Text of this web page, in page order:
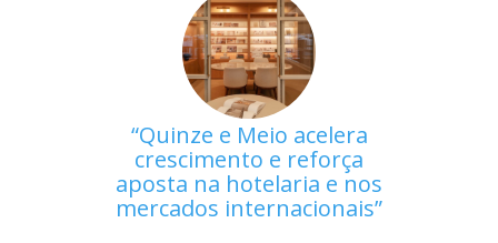
Quinze e Meio acelera
crescimento e reforça
aposta na hotelaria e nos
mercados internacionais